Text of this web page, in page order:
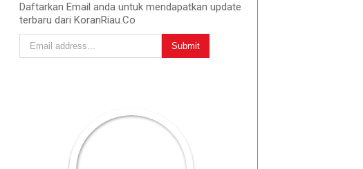
Daftarkan Email anda untuk mendapatkan update
terbaru dari KoranRiau.Co